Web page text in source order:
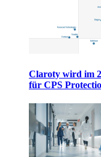
Claroty wird im
für CPS